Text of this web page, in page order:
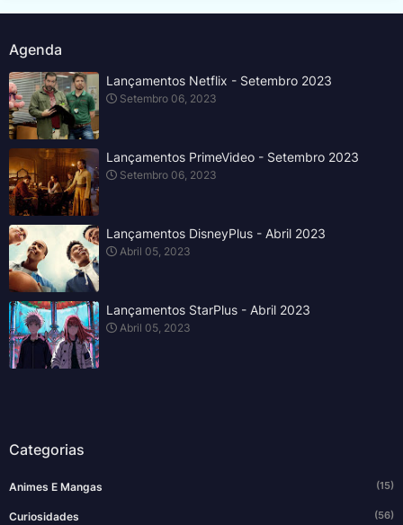
Agenda
Lançamentos Netflix - Setembro 2023
Setembro 06, 2023
Lançamentos PrimeVideo - Setembro 2023
Setembro 06, 2023
Lançamentos DisneyPlus - Abril 2023
Abril 05, 2023
Lançamentos StarPlus - Abril 2023
Abril 05, 2023
Categorias
Animes E Mangas (15)
Curiosidades (56)